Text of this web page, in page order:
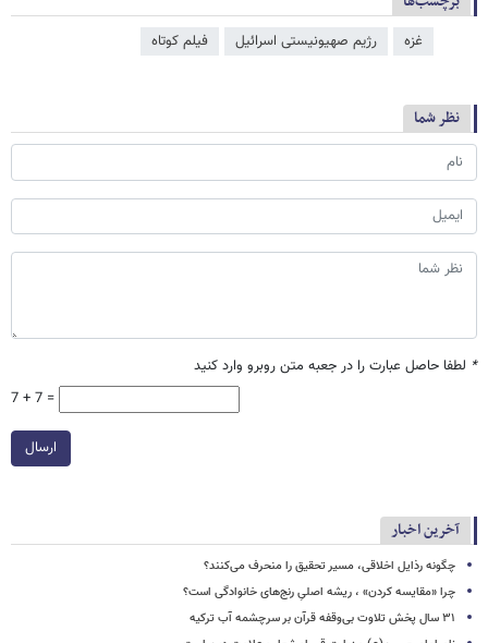
غزه رژیم صهیونیستی اسرائیل فیلم کوتاه
نظر شما
* لطفا حاصل عبارت را در جعبه متن روبرو وارد کنید
7 + 7 =
ارسال
آخرین اخبار
چگونه رذایل اخلاقی، مسیر تحقیق را منحرف می‌کنند؟
چرا «مقایسه کردن» ، ریشه اصلیِ رنج‌های خانوادگی است؟
۳۱ سال پخش تلاوت بی‌وقفه قرآن بر سرچشمه آب ترکیه